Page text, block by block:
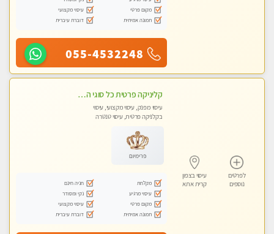
מקום פרטי
עיסוי מקצועי
תמונה אמיתית
דוברת עיברית
055-4532248
לפרטים
נוספים
עיסוי בצפון
קרית אתא
קליניקה פרטית כל סוגי העיסוי מעסה מיוחדת בקליניקה פרטית טל- 054-4840029
עיסוי מפנק, עיסוי מקצועי, עיסוי
בקלניקה פרטית, עיסוי טנטרה
פרימיום
מקלחת
חניה חינם
עיסוי מרגיע
נקי ומסודר
מקום פרטי
עיסוי מקצועי
תמונה אמיתית
דוברת עיברית